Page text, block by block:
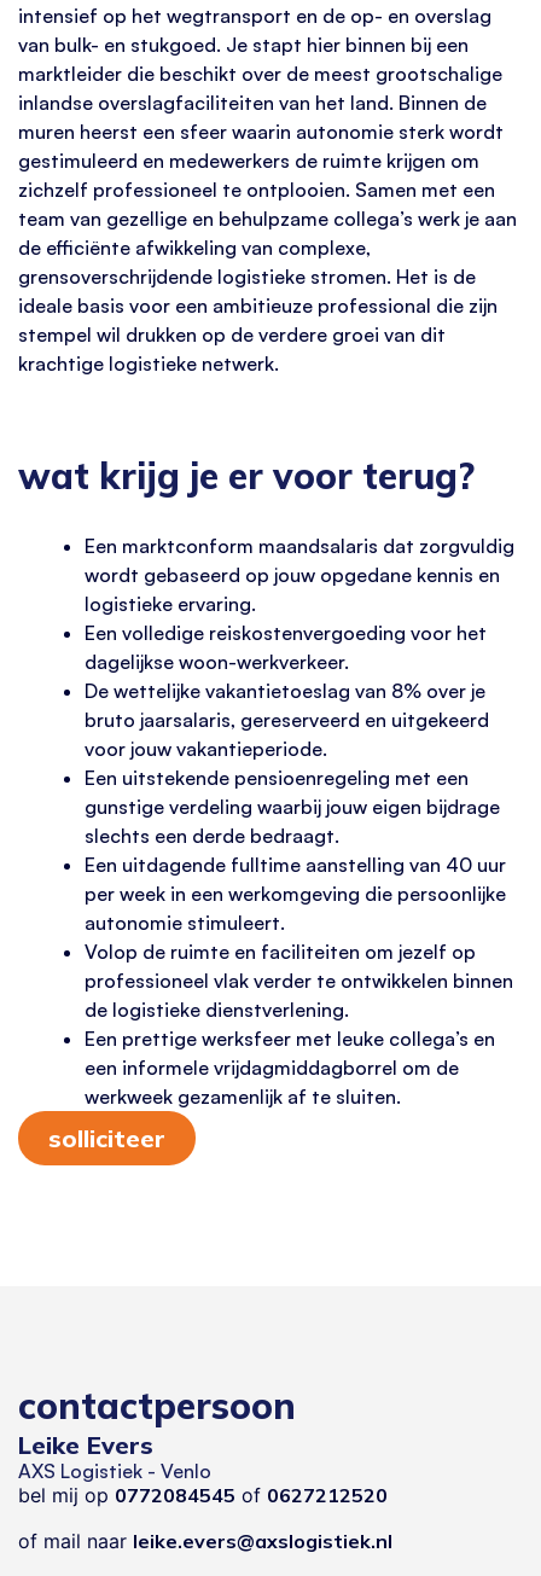
intensief op het wegtransport en de op- en overslag
van bulk- en stukgoed. Je stapt hier binnen bij een
marktleider die beschikt over de meest grootschalige
inlandse overslagfaciliteiten van het land. Binnen de
muren heerst een sfeer waarin autonomie sterk wordt
gestimuleerd en medewerkers de ruimte krijgen om
zichzelf professioneel te ontplooien. Samen met een
team van gezellige en behulpzame collega’s werk je aan
de efficiënte afwikkeling van complexe,
grensoverschrijdende logistieke stromen. Het is de
ideale basis voor een ambitieuze professional die zijn
stempel wil drukken op de verdere groei van dit
krachtige logistieke netwerk.
wat krijg je er voor terug?
Een marktconform maandsalaris dat zorgvuldig
wordt gebaseerd op jouw opgedane kennis en
logistieke ervaring.
Een volledige reiskostenvergoeding voor het
dagelijkse woon-werkverkeer.
De wettelijke vakantietoeslag van 8% over je
bruto jaarsalaris, gereserveerd en uitgekeerd
voor jouw vakantieperiode.
Een uitstekende pensioenregeling met een
gunstige verdeling waarbij jouw eigen bijdrage
slechts een derde bedraagt.
Een uitdagende fulltime aanstelling van 40 uur
per week in een werkomgeving die persoonlijke
autonomie stimuleert.
Volop de ruimte en faciliteiten om jezelf op
professioneel vlak verder te ontwikkelen binnen
de logistieke dienstverlening.
Een prettige werksfeer met leuke collega’s en
een informele vrijdagmiddagborrel om de
werkweek gezamenlijk af te sluiten.
solliciteer
contactpersoon
Leike Evers
AXS Logistiek - Venlo
bel mij op 0772084545 of 0627212520
of mail naar leike.evers@axslogistiek.nl